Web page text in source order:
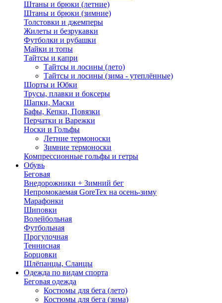
Штаны и брюки (летние)
Штаны и брюки (зимние)
Толстовки и джемперы
Жилеты и безрукавки
Футболки и рубашки
Майки и топы
Тайтсы и капри
Тайтсы и лосины (лето)
Тайтсы и лосины (зима - утеплённые)
Шорты и Юбки
Трусы, плавки и боксеры
Шапки, Маски
Бафы, Кепки, Повязки
Перчатки и Варежки
Носки и Гольфы
Летние термоноски
Зимние термоноски
Компрессионные гольфы и гетры
Обувь
Беговая
Внедорожники + Зимний бег
Непромокаемая GoreTex на осень-зиму
Марафонки
Шиповки
Волейбольная
Футбольная
Прогулочная
Теннисная
Борцовки
Шлёпанцы, Сланцы
Одежда по видам спорта
Беговая одежда
Костюмы для бега (лето)
Костюмы для бега (зима)